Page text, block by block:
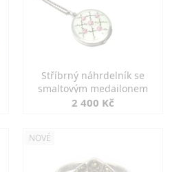
Stříbrný náhrdelník se
smaltovým medailonem
2 400 Kč
NOVÉ